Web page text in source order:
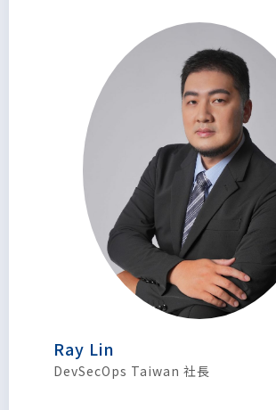
Ray Lin
DevSecOps Taiwan 社長